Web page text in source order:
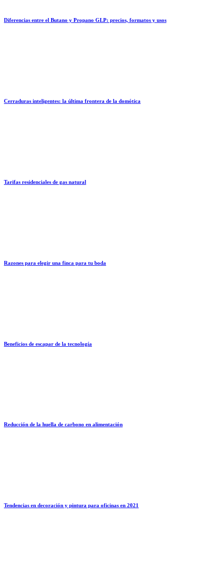
Diferencias entre el Butano y Propano GLP: precios, formatos y usos
Cerraduras inteligentes: la última frontera de la domótica
Tarifas residenciales de gas natural
Razones para elegir una finca para tu boda
Beneficios de escapar de la tecnología
Reducción de la huella de carbono en alimentación
Tendencias en decoración y pintura para oficinas en 2021